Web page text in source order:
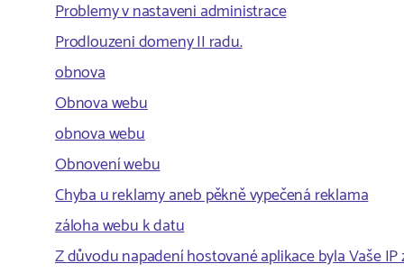
Problemy v nastaveni administrace
Prodlouzeni domeny II radu.
obnova
Obnova webu
obnova webu
Obnovení webu
Chyba u reklamy aneb pěkně vypečená reklama
záloha webu k datu
Z důvodu napadení hostované aplikace byla Vaše